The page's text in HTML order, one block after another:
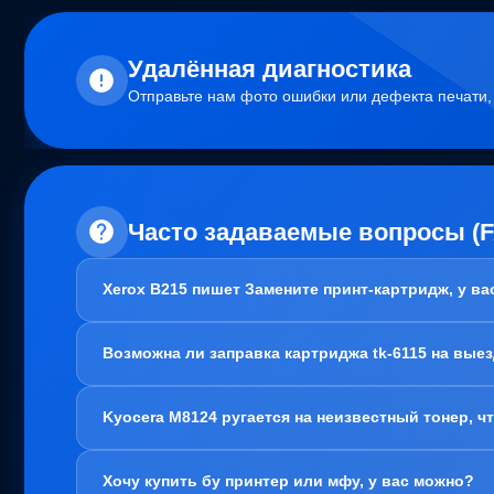
Удалённая диагностика
Отправьте нам фото ошибки или дефекта
Часто задаваемые вопросы
Xerox B215 пишет Замените принт-картридж, у
В вашем случае, заправка картриджа не требуется.
Варианта два:
1. Привозите вам, мы его чистим, меняем чип и фотовал
Актуально для:
Возможна ли заправка картриджа tk-6115 на
Да, заправка картриджа TK-6115 возможна как в нашем
Kyocera M8124 ругается на неизвестный тонер,
Скорее всего, проблема в картриджах, а точнее регион
Хочу купить бу принтер или мфу, у вас можно?